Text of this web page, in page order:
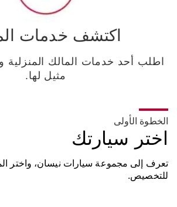
اكتشف خدمات
اطلب أحد خدمات المالك المنزلية
مثيل لها.
اختر سيارتك
الخطوة الأولى
تعرف إلى مجموعة سيارات نيسان، واختر
للتخصيص.